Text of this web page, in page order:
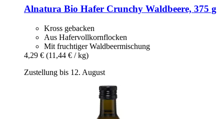
Alnatura Bio Hafer Crunchy Waldbeere, 375 g
Kross gebacken
Aus Hafervollkornflocken
Mit fruchtiger Waldbeermischung
4,29 € (11,44 € / kg)
Zustellung bis 12. August